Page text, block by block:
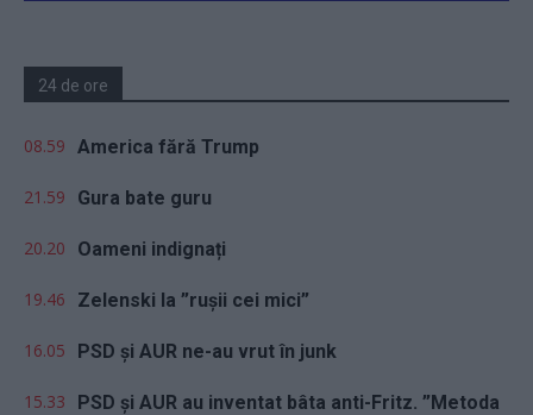
24 de ore
08.59 America fără Trump
21.59 Gura bate guru
20.20 Oameni indignați
19.46 Zelenski la ”rușii cei mici”
16.05 PSD și AUR ne-au vrut în junk
15.33
PSD și AUR au inventat bâta anti-Fritz. ”Metoda